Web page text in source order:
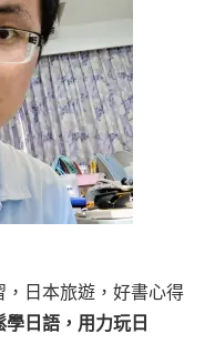
日本旅遊，好書心得
學日語，用力玩日